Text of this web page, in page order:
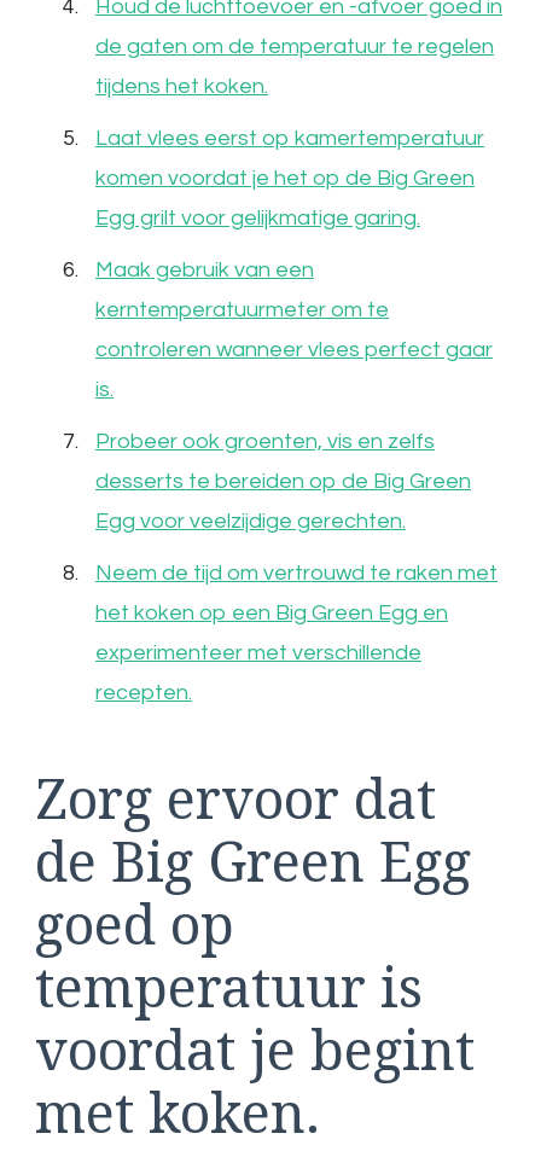
Houd de luchttoevoer en -afvoer goed in
de gaten om de temperatuur te regelen
tijdens het koken.
Laat vlees eerst op kamertemperatuur
komen voordat je het op de Big Green
Egg grilt voor gelijkmatige garing.
Maak gebruik van een
kerntemperatuurmeter om te
controleren wanneer vlees perfect gaar
is.
Probeer ook groenten, vis en zelfs
desserts te bereiden op de Big Green
Egg voor veelzijdige gerechten.
Neem de tijd om vertrouwd te raken met
het koken op een Big Green Egg en
experimenteer met verschillende
recepten.
Zorg ervoor dat
de Big Green Egg
goed op
temperatuur is
voordat je begint
met koken.